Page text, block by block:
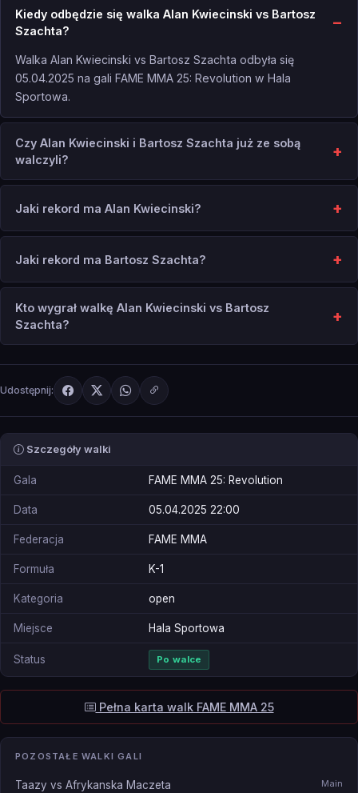
Kiedy odbędzie się walka Alan Kwiecinski vs Bartosz
Szachta?
Walka Alan Kwiecinski vs Bartosz Szachta odbyła się
05.04.2025 na gali FAME MMA 25: Revolution w Hala
Sportowa.
Czy Alan Kwiecinski i Bartosz Szachta już ze sobą
walczyli?
Jaki rekord ma Alan Kwiecinski?
Jaki rekord ma Bartosz Szachta?
Kto wygrał walkę Alan Kwiecinski vs Bartosz
Szachta?
Udostępnij:
Szczegóły walki
Gala FAME MMA 25: Revolution
Data 05.04.2025 22:00
Federacja FAME MMA
Formuła K-1
Kategoria open
Miejsce Hala Sportowa
Status Po walce
Pełna karta walk FAME MMA 25
POZOSTAŁE WALKI GALI
Taazy vs Afrykanska Maczeta Main